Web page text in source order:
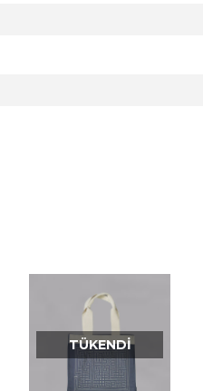
TÜKENDI